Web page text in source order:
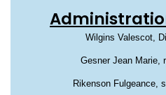
Wilgins Valescot,
Gesner Jean Marie,
Rikenson Fulgeance,